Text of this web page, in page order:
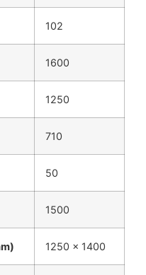
102
1600
1250
710
50
1500
1250 x 1400